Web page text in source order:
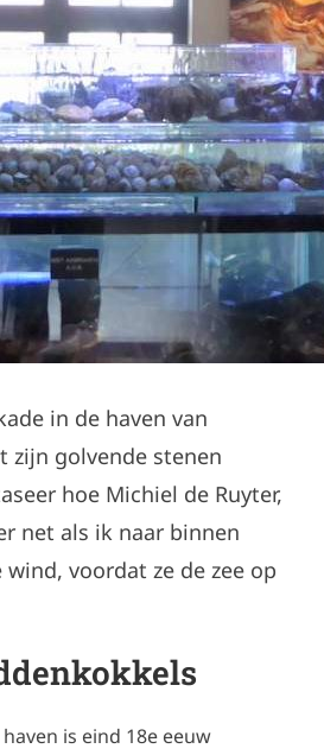
in de haven van
zijn golvende stenen
hoe Michiel de Ruyter,
net als ik naar binnen
voordat ze de zee op
is eind 18e eeuw